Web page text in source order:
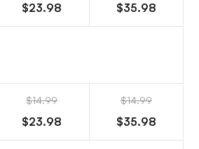
$23.98 $35.98
$14.99
$23.98
$14.99
$35.98